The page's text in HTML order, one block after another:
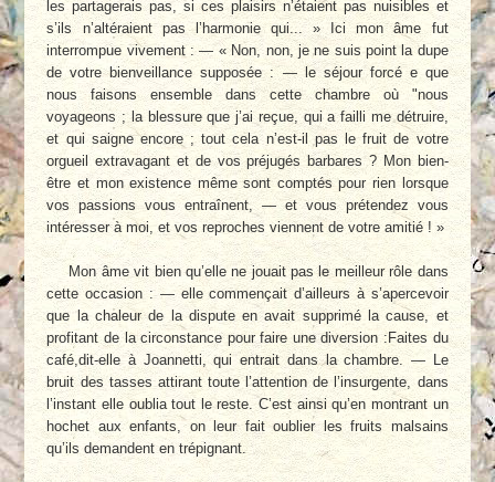
les partagerais pas, si ces plaisirs n’étaient pas nuisibles et
s’ils n’altéraient pas l’harmonie qui... » Ici mon âme fut
interrompue vivement : — « Non, non, je ne suis point la dupe
de votre bienveillance supposée : — le séjour forcé e que
nous faisons ensemble dans cette chambre où "nous
voyageons ; la blessure que j’ai reçue, qui a failli me détruire,
et qui saigne encore ; tout cela n’est-il pas le fruit de votre
orgueil extravagant et de vos préjugés barbares ? Mon bien-
être et mon existence même sont comptés pour rien lorsque
vos passions vous entraînent, — et vous prétendez vous
intéresser à moi, et vos reproches viennent de votre amitié ! »
Mon âme vit bien qu’elle ne jouait pas le meilleur rôle dans
cette occasion : — elle commençait d’ailleurs à s’apercevoir
que la chaleur de la dispute en avait supprimé la cause, et
profitant de la circonstance pour faire une diversion :Faites du
café,dit-elle à Joannetti, qui entrait dans la chambre. — Le
bruit des tasses attirant toute l’attention de l’insurgente, dans
l’instant elle oublia tout le reste. C’est ainsi qu’en montrant un
hochet aux enfants, on leur fait oublier les fruits malsains
qu’ils demandent en trépignant.